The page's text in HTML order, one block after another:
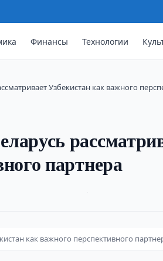
Финансы Технологии
Узбекистан как важного
партнера
как важного перспективного